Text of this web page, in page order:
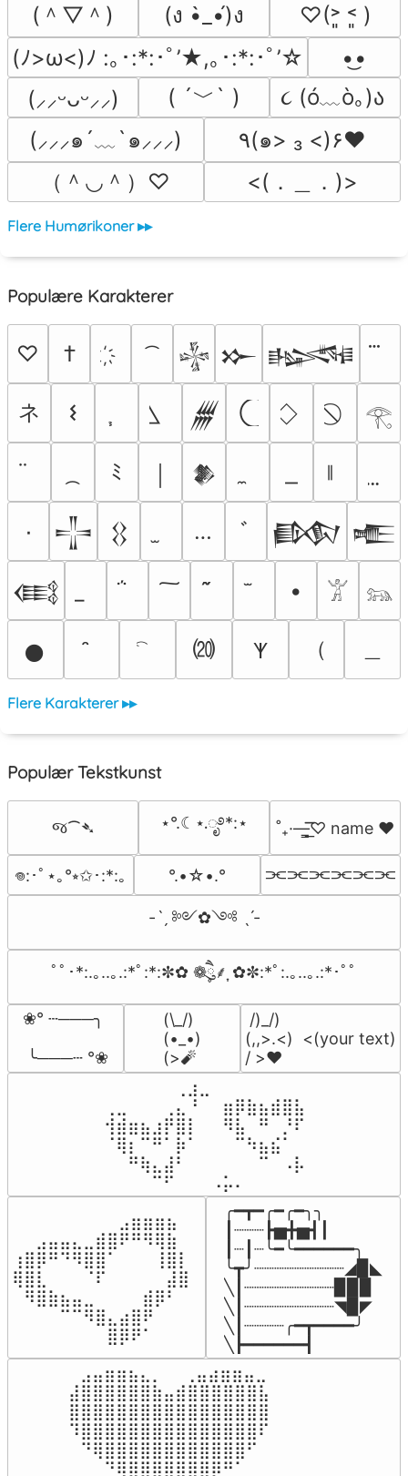
(＾▽＾)
(ง •̀_•́)ง
♡(˃͈ ˂͈ )
(ﾉ>ω<)ﾉ :｡･:*:･ﾟ’★,｡･:*:･ﾟ’☆
•͜•
(⸝⸝ᵕᴗᵕ⸝⸝)
( ´﹀` )
૮ (ó﹏ò｡)ა
(⸝⸝⸝๑´﹏`๑⸝⸝⸝)
٩(๑> ₃ <)۶♥
（＾◡＾）♡
<(．＿．)>
Flere Humørikoner ▸▸
Populære Karakterer
♡ † 𒈔 𒁍 𒈙
ネ 𐌔 𒁂 𓂀
ﾐ 𒆎
٠ 𒋲 𒌐 … ﾞ 𒁃 𒍫
𒍼 • 𓀠 𓃬
𒊹 ⒇ 𐊵 （
Flere Karakterer ▸▸
Populær Tekstkunst
જ⁀➴ ⋆°.☾⋆.ೃ࿔*:⋆ ˚₊·—̳͟͞͞♡ name ♥️
𖦹:･ﾟ⋆｡°⭒✩･:*:｡ °.•☆•.° ⫘⫘⫘⫘⫘⫘
-ˋˏ ༻✿༺ ˎˊ-
ﾟﾟ･*:.｡..｡.:*ﾟ:*:✼✿ ❁ཻུ۪۪⸙͎ ✿✼:*ﾟ:.｡..｡.:*･ﾟﾟ
❀° ┄───╮
╰───┄ °❀
(\_/)
(•_•)
(>🧨
/)_/)
(,,>.<)  <(your text)
/ >❤️
⠀⠀⠀⠀⠀⠀⢀⣰⣀⠀⠀⠀⠀⠀⠀⠀⠀
⢀⣀⠀⠀⠀⢀⣄⠘⠀⠀⣶⡿⣷⣦⣾⣿⣧
⢺⣾⣶⣦⣰⡟⣿⡇⠀⠀⠻⣧⠀⠛⠀⡘⠏
⠈⢿⡆⠉⠛⠁⡷⠁⠀⠀⠀⠉⠳⣦⣮⠁⠀
⠀⠀⠛⢷⣄⣼⠃⠀⠀⠀⠀⠀⠀⠉⠀⠠⡧
⠀⠀⠀⠀⠉⠋⠀⠀⠀⠠⡥⠄⠀⠀⠀⠀⠀
⠀⠀⠀⠀⠀⠀⠀⠀⠀⣠⣶⣶⣶⣦⠀⠀
⠀⠀⣠⣤⣤⣄⣀⣾⣿⠟⠛⠻⢿⣷⠀
⢰⣿⡿⠛⠙⠻⣿⣿⠁⠀⠀⠀⢸⣿⡇
⢿⣿⣇⠀⠀⠀⠈⠏⠀⠀⠀⠀⠀⣼⣿⠀
⠀⠻⣿⣷⣦⣤⣀⠀⠀⠀⠀⣾⡿⠃⠀
⠀⠀⠀⠀⠉⠉⠻⣿⣄⣴⣿⠟⠀⠀⠀
⠀⠀⠀⠀⠀⠀⠀⠀⣿⡿⠟⠁⠀⠀⠀⠀
╭━┳━╭━╭━╮╮
┃┈┈┈┣▅╋▅┫┃
┃┈┃┈╰━╰━━━━━━╮
╰┳╯┈┈┈┈┈┈┈┈┈◢▉◣
╲┃┈┈┈┈┈┈┈┈┈▉▉▉
╲┃┈┈┈┈┈┈┈┈┈◥▉◤
╲┃┈┈┈┈╭━┳━━━━╯
╲┣━━━━━━┫﻿
⠀⣠⣤⣶⣶⣦⣄⡀  ⠀⢀⣤⣴⣶⣶⣤⣀⠀
⣼⣿⣿⣿⣿⣿⣿⣷⣤⣾⣿⣿⣿⣿⣿⣿⣧
⣿⣿⣿⣿⣿⣿⣿⣿⣿⣿⣿⣿⣿⣿⣿⣿⣿
⠹⣿⣿⣿⣿⣿⣿⣿⣿⣿⣿⣿⣿⣿⣿⣿⠏
⠀⠙⢿⣿⣿⣿⣿⣿⣿⣿⣿⣿⣿⣿⣿⠋⠀
⠀⠀⠀⠙⢿⣿⣿⣿⣿⣿⣿⣿⡿⠛⠁⠀⠀